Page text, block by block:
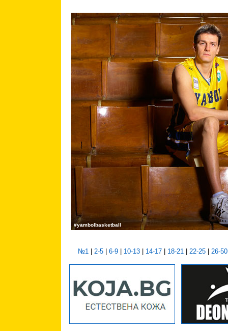
#yambolbasketball
№1 2-5| 6-9| 10-13| 14-17| 18-21| 22-25| 26-50